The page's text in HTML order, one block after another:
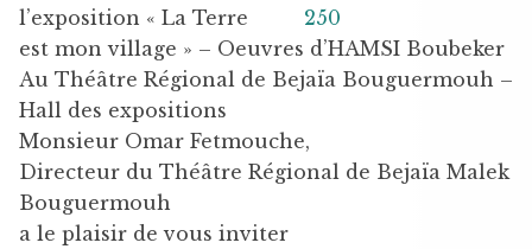
l’exposition « La Terre
est mon village » – Oeuvres d’HAMSI Boubeker
Au Théâtre Régional de Bejaïa Bouguermouh –
Hall des expositions
Monsieur Omar Fetmouche,
Directeur du Théâtre Régional de Bejaïa Malek
Bouguermouh
a le plaisir de vous inviter